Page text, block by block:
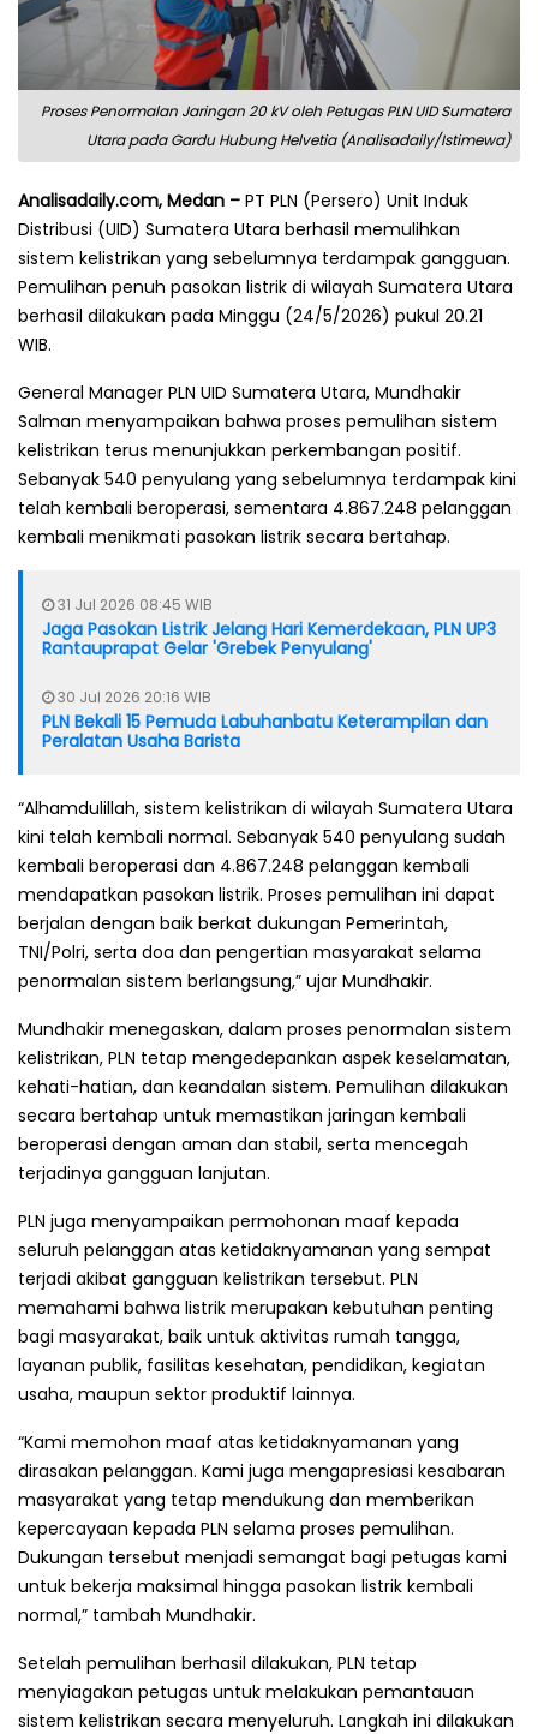
Proses Penormalan Jaringan 20 kV oleh Petugas PLN UID Sumatera
Utara pada Gardu Hubung Helvetia (Analisadaily/Istimewa)
Analisadaily.com, Medan – PT PLN (Persero) Unit Induk
Distribusi (UID) Sumatera Utara berhasil memulihkan
sistem kelistrikan yang sebelumnya terdampak gangguan.
Pemulihan penuh pasokan listrik di wilayah Sumatera Utara
berhasil dilakukan pada Minggu (24/5/2026) pukul 20.21
WIB.
General Manager PLN UID Sumatera Utara, Mundhakir
Salman menyampaikan bahwa proses pemulihan sistem
kelistrikan terus menunjukkan perkembangan positif.
Sebanyak 540 penyulang yang sebelumnya terdampak kini
telah kembali beroperasi, sementara 4.867.248 pelanggan
kembali menikmati pasokan listrik secara bertahap.
31 Jul 2026 08:45 WIB
Jaga Pasokan Listrik Jelang Hari Kemerdekaan, PLN UP3
Rantauprapat Gelar 'Grebek Penyulang'
30 Jul 2026 20:16 WIB
PLN Bekali 15 Pemuda Labuhanbatu Keterampilan dan
Peralatan Usaha Barista
“Alhamdulillah, sistem kelistrikan di wilayah Sumatera Utara
kini telah kembali normal. Sebanyak 540 penyulang sudah
kembali beroperasi dan 4.867.248 pelanggan kembali
mendapatkan pasokan listrik. Proses pemulihan ini dapat
berjalan dengan baik berkat dukungan Pemerintah,
TNI/Polri, serta doa dan pengertian masyarakat selama
penormalan sistem berlangsung,” ujar Mundhakir.
Mundhakir menegaskan, dalam proses penormalan sistem
kelistrikan, PLN tetap mengedepankan aspek keselamatan,
kehati-hatian, dan keandalan sistem. Pemulihan dilakukan
secara bertahap untuk memastikan jaringan kembali
beroperasi dengan aman dan stabil, serta mencegah
terjadinya gangguan lanjutan.
PLN juga menyampaikan permohonan maaf kepada
seluruh pelanggan atas ketidaknyamanan yang sempat
terjadi akibat gangguan kelistrikan tersebut. PLN
memahami bahwa listrik merupakan kebutuhan penting
bagi masyarakat, baik untuk aktivitas rumah tangga,
layanan publik, fasilitas kesehatan, pendidikan, kegiatan
usaha, maupun sektor produktif lainnya.
“Kami memohon maaf atas ketidaknyamanan yang
dirasakan pelanggan. Kami juga mengapresiasi kesabaran
masyarakat yang tetap mendukung dan memberikan
kepercayaan kepada PLN selama proses pemulihan.
Dukungan tersebut menjadi semangat bagi petugas kami
untuk bekerja maksimal hingga pasokan listrik kembali
normal,” tambah Mundhakir.
Setelah pemulihan berhasil dilakukan, PLN tetap
menyiagakan petugas untuk melakukan pemantauan
sistem kelistrikan secara menyeluruh. Langkah ini dilakukan